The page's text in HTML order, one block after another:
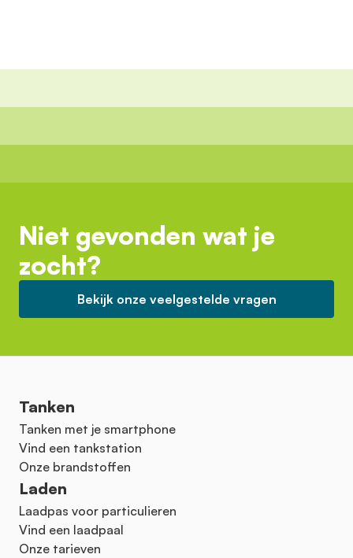
Niet gevonden wat je
zocht?
Bekijk onze veelgestelde vragen
Tanken
Tanken met je smartphone
Vind een tankstation
Onze brandstoffen
Laden
Laadpas voor particulieren
Vind een laadpaal
Onze tarieven